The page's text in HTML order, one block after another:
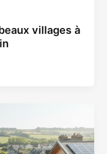
villages à